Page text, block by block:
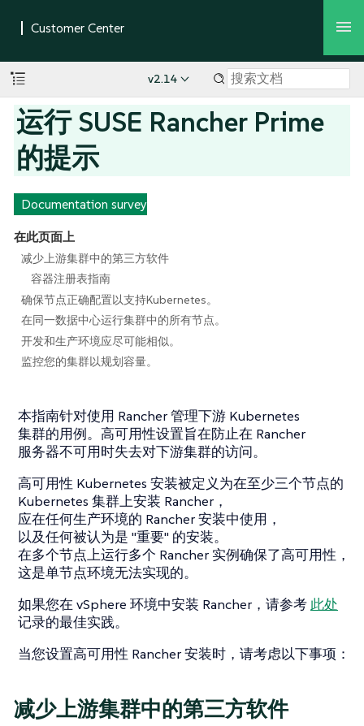
v2.14
运行 SUSE Rancher Prime
的提示
Documentation survey
在此页面上
减少上游集群中的第三方软件
容器注册表指南
确保节点正确配置以支持Kubernetes。
在同一数据中心运行集群中的所有节点。
开发和生产环境应尽可能相似。
监控您的集群以规划容量。
本指南针对使用 Rancher 管理下游 Kubernetes
集群的用例。高可用性设置旨在防止在 Rancher
服务器不可用时失去对下游集群的访问。
高可用性 Kubernetes 安装被定义为在至少三个节点的
Kubernetes 集群上安装 Rancher，
应在任何生产环境的 Rancher 安装中使用，
以及任何被认为是 "重要" 的安装。
在多个节点上运行多个 Rancher 实例确保了高可用性，
这是单节点环境无法实现的。
如果您在 vSphere 环境中安装 Rancher，请参考 此处
记录的最佳实践。
当您设置高可用性 Rancher 安装时，请考虑以下事项：
减少上游集群中的第三方软件